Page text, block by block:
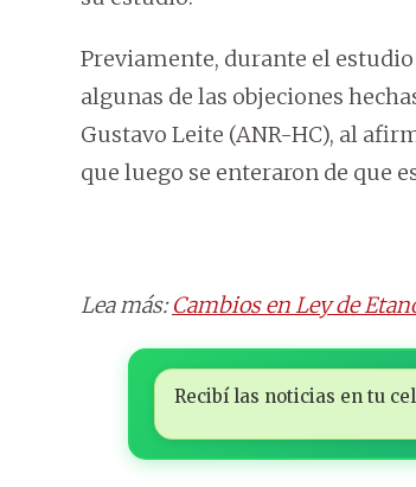
Previamente, durante el
algunas de las objeciones
Gustavo Leite (ANR-HC), al
que luego se enteraron de que
Lea más:Cambios en Ley de
Recibí las noticias en tu